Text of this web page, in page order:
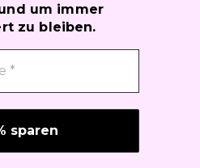
um immer
zu bleiben.